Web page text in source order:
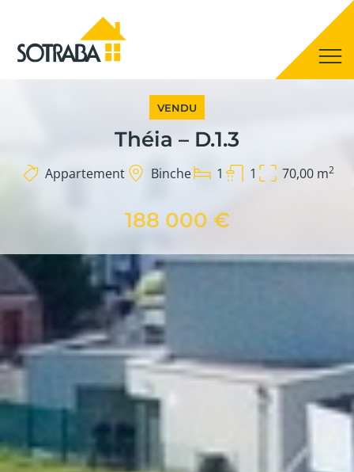
VENDU
Théia – D.1.3
Appartement Binche 1 1 70,00 m2
188 000 €